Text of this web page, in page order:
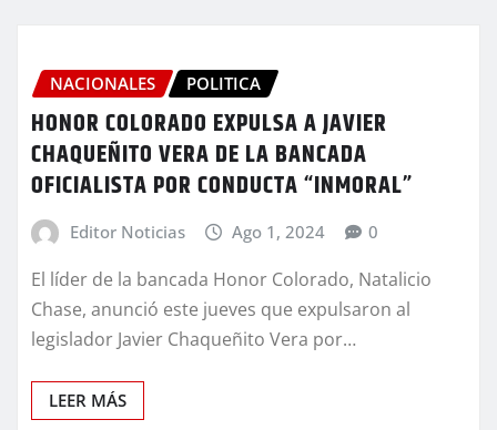
NACIONALES POLITICA
HONOR COLORADO EXPULSA A JAVIER
CHAQUEÑITO VERA DE LA BANCADA
OFICIALISTA POR CONDUCTA “INMORAL”
Editor Noticias Ago 1, 2024 0
El líder de la bancada Honor Colorado, Natalicio
Chase, anunció este jueves que expulsaron al
legislador Javier Chaqueñito Vera por…
LEER MÁS